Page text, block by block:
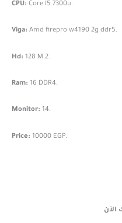
CPU: Core I5 7300u.
Viga: Amd firepro w4190 2g ddr5.
Hd: 128 M.2.
Ram: 16 DDR4.
Monitor: 14.
Price: 10000 EGP.
الآن